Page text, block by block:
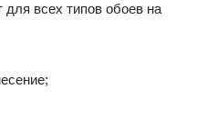
всех типов обоев на